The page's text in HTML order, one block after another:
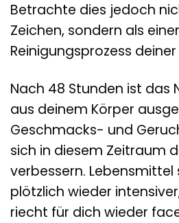
Betrachte dies jedoch
Zeichen, sondern als
Reinigungsprozess
Nach 48 Stunden ist das
aus deinem Körper
Geschmacks- und
sich in diesem Zeitraum
verbessern.
plötzlich wieder
riecht für dich wieder